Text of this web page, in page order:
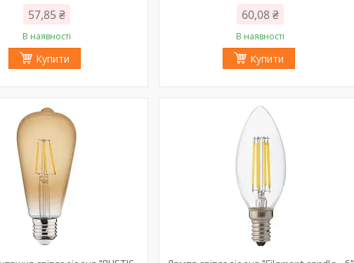
57,85 ₴
В наявності
Купити
60,08 ₴
В наявності
Купити